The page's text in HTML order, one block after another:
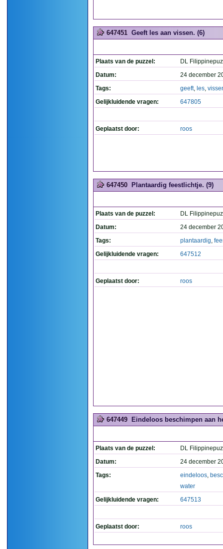
647451 Geeft les aan vissen. (6)
Plaats van de puzzel:
DL
Datum:
24 december
Tags:
geeft, les,
Gelijkluidende vragen:
647805
Geplaatst door: roos
647450 Plantaardig feestlichtje. (9)
Plaats van de puzzel:
DL
Datum:
24 december
Tags:
plantaardig,
Gelijkluidende vragen:
647512
Geplaatst door: roos
647449 Eindeloos beschimpen aan
Plaats van de puzzel:
DL
Datum:
24 december
Tags:
eindeloos,
water
Gelijkluidende vragen:
647513
Geplaatst door: roos